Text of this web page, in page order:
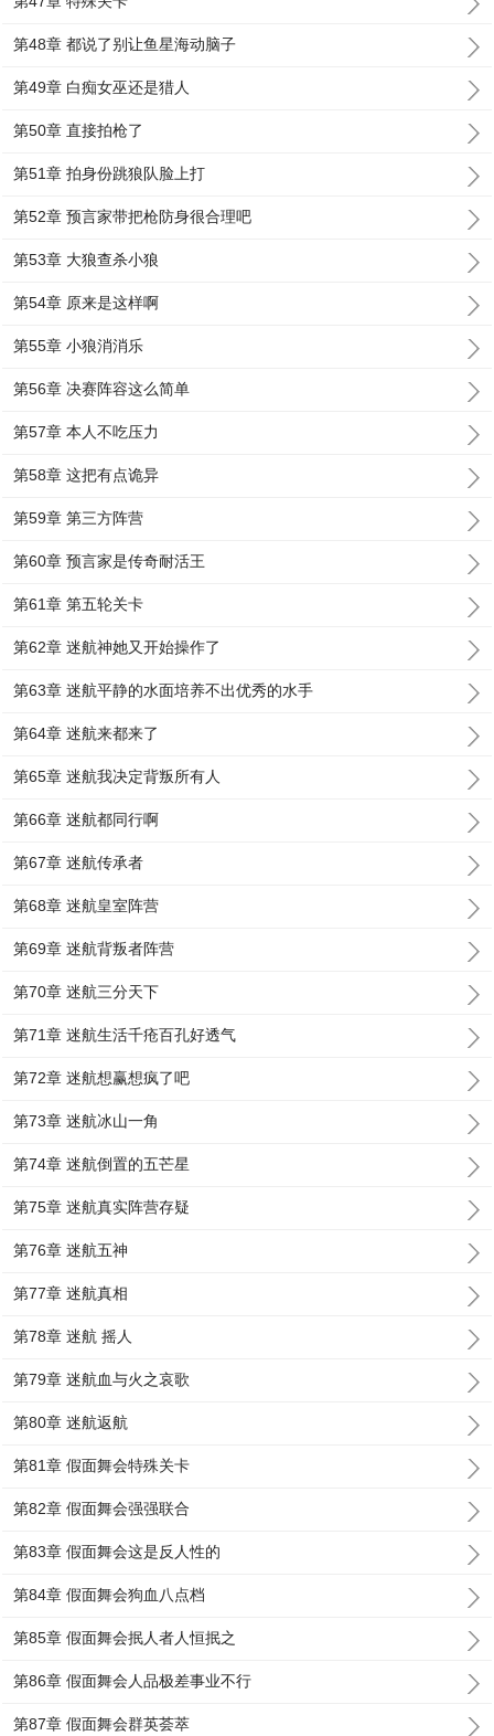
第48章 都说了别让鱼星海动脑子
第49章 白痴女巫还是猎人
第50章 直接拍枪了
第51章 拍身份跳狼队脸上打
第52章 预言家带把枪防身很合理吧
第53章 大狼查杀小狼
第54章 原来是这样啊
第55章 小狼消消乐
第56章 决赛阵容这么简单
第57章 本人不吃压力
第58章 这把有点诡异
第59章 第三方阵营
第60章 预言家是传奇耐活王
第61章 第五轮关卡
第62章 迷航神她又开始操作了
第63章 迷航平静的水面培养不出优秀的水手
第64章 迷航来都来了
第65章 迷航我决定背叛所有人
第66章 迷航都同行啊
第67章 迷航传承者
第68章 迷航皇室阵营
第69章 迷航背叛者阵营
第70章 迷航三分天下
第71章 迷航生活千疮百孔好透气
第72章 迷航想赢想疯了吧
第73章 迷航冰山一角
第74章 迷航倒置的五芒星
第75章 迷航真实阵营存疑
第76章 迷航五神
第77章 迷航真相
第78章 迷航 摇人
第79章 迷航血与火之哀歌
第80章 迷航返航
第81章 假面舞会特殊关卡
第82章 假面舞会强强联合
第83章 假面舞会这是反人性的
第84章 假面舞会狗血八点档
第85章 假面舞会抿人者人恒抿之
第86章 假面舞会人品极差事业不行
第87章 假面舞会群英荟萃